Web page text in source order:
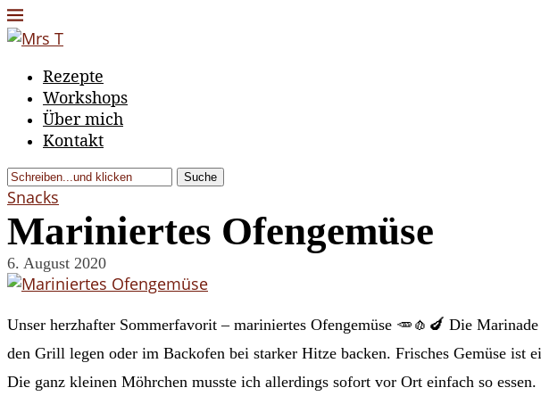
Rezepte
Workshops
Über mich
Kontakt
Suche
Snacks
Mariniertes Ofengemüse
6. August 2020
Unser herzhafter Sommerfavorit – mariniertes Ofengemüse 🥕🧄🍆 Die
den Grill legen oder im Backofen bei starker Hitze backen. Frisches Gemüse
Die ganz kleinen Möhrchen musste ich allerdings sofort vor Ort einfach so essen.